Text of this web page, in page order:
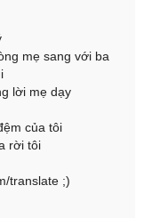
mẹ sang với ba
lời mẹ dạy
của tôi
rời tôi
translate ;)